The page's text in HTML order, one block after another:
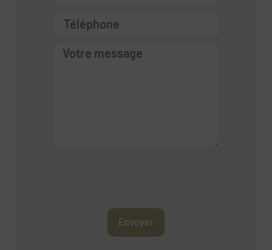
Envoyer